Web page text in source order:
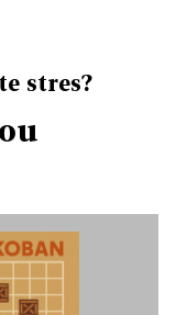
stres?